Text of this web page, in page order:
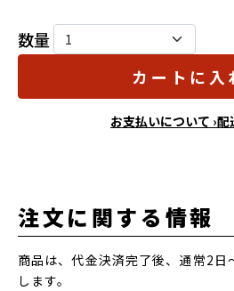
数量
カートに入
お支払いについて ›配
注文に関する情報
商品は、代金決済完了後、通常2日
します。